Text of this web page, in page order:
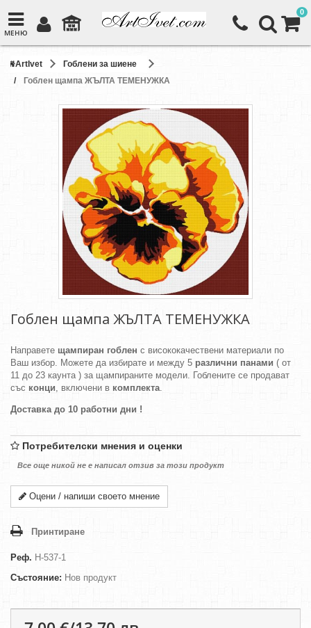
МЕНЮ
0
ArtIvet
Гоблени за шиене
Гоблен щампа ЖЪЛТА ТЕМЕНУЖКА
Гоблен щампа ЖЪЛТА ТЕМЕНУЖКА
Направете щампиран гоблен с висококачествени материали по
Ваш избор. Можете да избирате и между 5 различни панами ( от
11 до 23 каунта ) за щампираните модели. Гоблените се продават
със конци, включени в комплекта.
Доставка до 10 работни дни !
Потребителски мнения и оценки
Все още никой не е написал отзив за този продукт
Оцени / напиши своето мнение
Принтиране
Реф. H-537-1
Състояние: Нов продукт